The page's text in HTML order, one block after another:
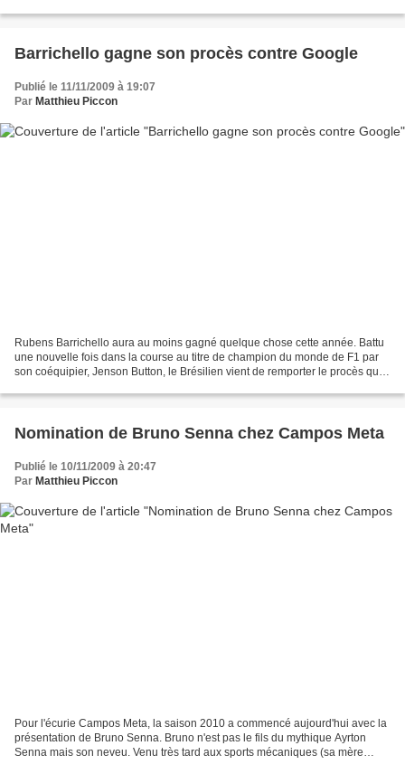
Barrichello gagne son procès contre Google
Publié le 11/11/2009 à 19:07
Par Matthieu Piccon
Rubens Barrichello aura au moins gagné quelque chose cette année. Battu
une nouvelle fois dans la course au titre de champion du monde de F1 par
son coéquipier, Jenson Button, le Brésilien vient de remporter le procès qu'il
Nomination de Bruno Senna chez Campos Meta
Publié le 10/11/2009 à 20:47
Par Matthieu Piccon
Pour l'écurie Campos Meta, la saison 2010 a commencé aujourd'hui avec la
présentation de Bruno Senna. Bruno n'est pas le fils du mythique Ayrton
Senna mais son neveu. Venu très tard aux sports mécaniques (sa mère